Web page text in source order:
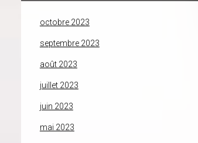
octobre 2023
septembre 2023
août 2023
juillet 2023
juin 2023
mai 2023